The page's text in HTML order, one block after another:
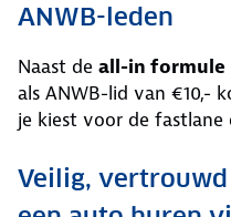
ANWB-leden
Naast de all-in formule
als ANWB-lid van €10,-
je kiest voor de
Veilig, vertrouwd